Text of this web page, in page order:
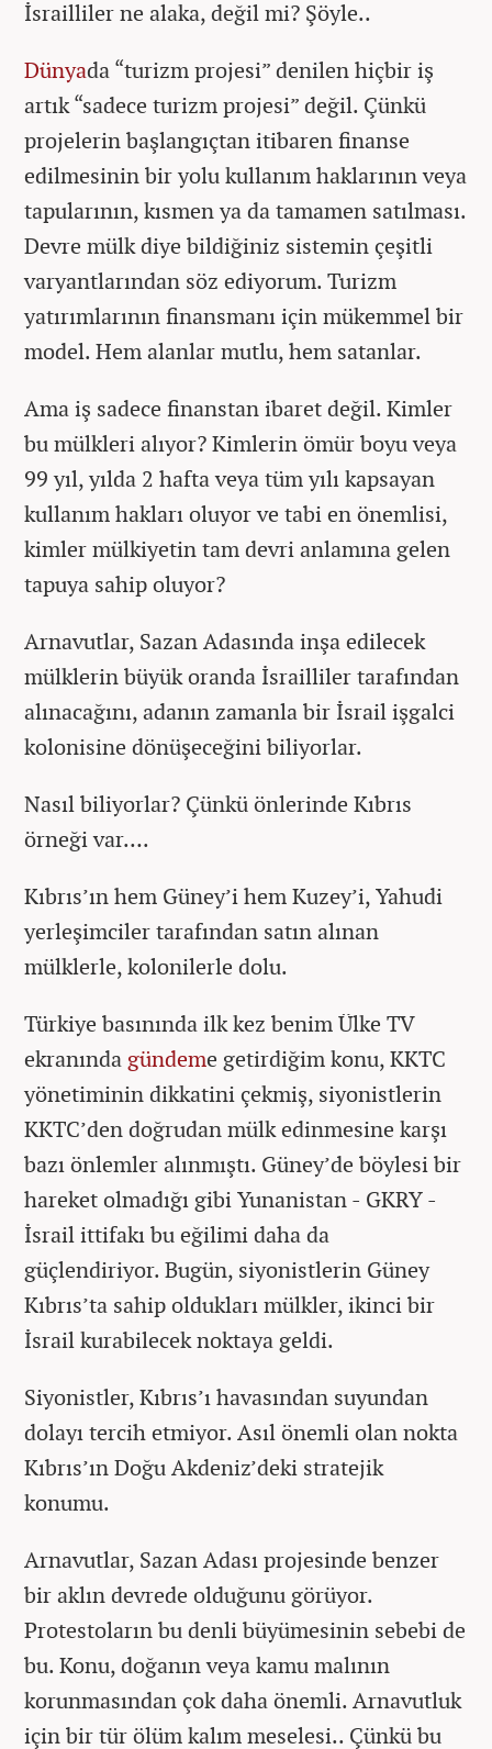
İsrailliler ne alaka, değil mi? Şöyle..
Dünyada “turizm projesi” denilen hiçbir iş
artık “sadece turizm projesi” değil. Çünkü
projelerin başlangıçtan itibaren finanse
edilmesinin bir yolu kullanım haklarının veya
tapularının, kısmen ya da tamamen satılması.
Devre mülk diye bildiğiniz sistemin çeşitli
varyantlarından söz ediyorum. Turizm
yatırımlarının finansmanı için mükemmel bir
model. Hem alanlar mutlu, hem satanlar.
Ama iş sadece finanstan ibaret değil. Kimler
bu mülkleri alıyor? Kimlerin ömür boyu veya
99 yıl, yılda 2 hafta veya tüm yılı kapsayan
kullanım hakları oluyor ve tabi en önemlisi,
kimler mülkiyetin tam devri anlamına gelen
tapuya sahip oluyor?
Arnavutlar, Sazan Adasında inşa edilecek
mülklerin büyük oranda İsrailliler tarafından
alınacağını, adanın zamanla bir İsrail işgalci
kolonisine dönüşeceğini biliyorlar.
Nasıl biliyorlar? Çünkü önlerinde Kıbrıs
örneği var….
Kıbrıs’ın hem Güney’i hem Kuzey’i, Yahudi
yerleşimciler tarafından satın alınan
mülklerle, kolonilerle dolu.
Türkiye basınında ilk kez benim Ülke TV
ekranında gündeme getirdiğim konu, KKTC
yönetiminin dikkatini çekmiş, siyonistlerin
KKTC’den doğrudan mülk edinmesine karşı
bazı önlemler alınmıştı. Güney’de böylesi bir
hareket olmadığı gibi Yunanistan - GKRY -
İsrail ittifakı bu eğilimi daha da
güçlendiriyor. Bugün, siyonistlerin Güney
Kıbrıs’ta sahip oldukları mülkler, ikinci bir
İsrail kurabilecek noktaya geldi.
Siyonistler, Kıbrıs’ı havasından suyundan
dolayı tercih etmiyor. Asıl önemli olan nokta
Kıbrıs’ın Doğu Akdeniz’deki stratejik
konumu.
Arnavutlar, Sazan Adası projesinde benzer
bir aklın devrede olduğunu görüyor.
Protestoların bu denli büyümesinin sebebi de
bu. Konu, doğanın veya kamu malının
korunmasından çok daha önemli. Arnavutluk
için bir tür ölüm kalım meselesi.. Çünkü bu